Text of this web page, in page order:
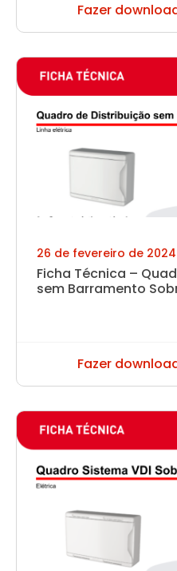
Fazer
26 de fevereiro de 2024
Ficha Técnica –
sem Barramento
Fazer